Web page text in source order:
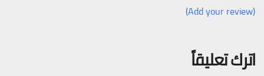
(Add your review)
اترك تعليقاً